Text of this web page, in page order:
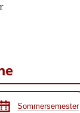
Sommersemester